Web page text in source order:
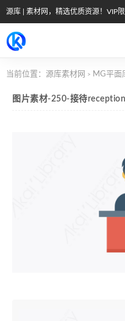
源库 | 素材网，精选优质资源！VIP限
当前位置： 源库素材网 > MG平面
图片素材-250-接待